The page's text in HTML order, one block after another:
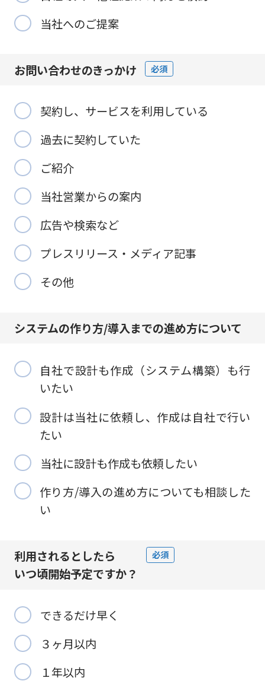
当社へのご提案
お問い合わせのきっかけ 必須
契約し、サービスを利用している
過去に契約していた
ご紹介
当社営業からの案内
広告や検索など
プレスリリース・メディア記事
その他
システムの作り方/導入までの進め方について
自社で設計も作成（システム構築）も行
いたい
設計は当社に依頼し、作成は自社で行い
たい
当社に設計も作成も依頼したい
作り方/導入の進め方についても相談した
い
利用されるとしたら
いつ頃開始予定ですか？
必須
できるだけ早く
３ヶ月以内
１年以内